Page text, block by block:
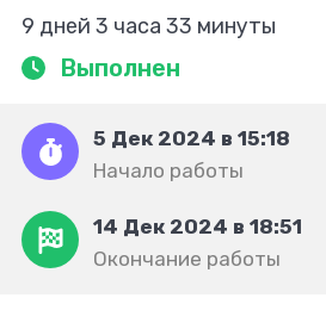
9 дней 3 часа 33 минуты
Выполнен
5 Дек 2024 в 15:18
Начало работы
14 Дек 2024 в 18:51
Окончание работы